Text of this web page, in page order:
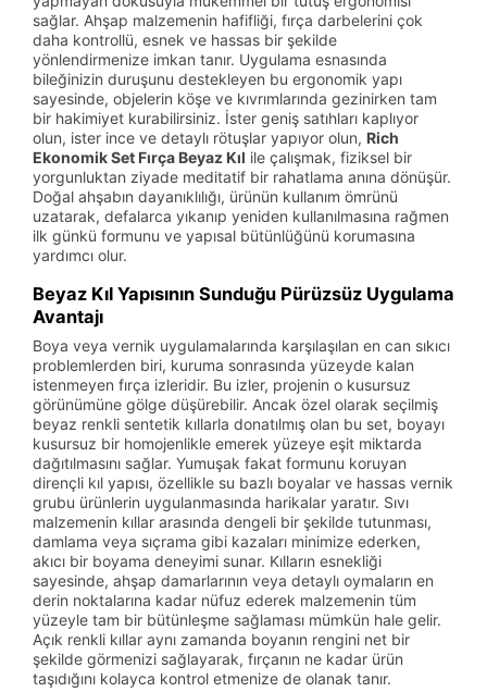
sağlar. Ahşap malzemenin hafifliği, fırça darbelerini çok
daha kontrollü, esnek ve hassas bir şekilde
yönlendirmenize imkan tanır. Uygulama esnasında
bileğinizin duruşunu destekleyen bu ergonomik yapı
sayesinde, objelerin köşe ve kıvrımlarında gezinirken tam
bir hakimiyet kurabilirsiniz. İster geniş satıhları kaplıyor
olun, ister ince ve detaylı rötuşlar yapıyor olun, Rich
Ekonomik Set Fırça Beyaz Kıl ile çalışmak, fiziksel bir
yorgunluktan ziyade meditatif bir rahatlama anına dönüşür.
Doğal ahşabın dayanıklılığı, ürünün kullanım ömrünü
uzatarak, defalarca yıkanıp yeniden kullanılmasına rağmen
ilk günkü formunu ve yapısal bütünlüğünü korumasına
yardımcı olur.
Beyaz Kıl Yapısının Sunduğu Pürüzsüz Uygulama
Avantajı
Boya veya vernik uygulamalarında karşılaşılan en can sıkıcı
problemlerden biri, kuruma sonrasında yüzeyde kalan
istenmeyen fırça izleridir. Bu izler, projenin o kusursuz
görünümüne gölge düşürebilir. Ancak özel olarak seçilmiş
beyaz renkli sentetik kıllarla donatılmış olan bu set, boyayı
kusursuz bir homojenlikle emerek yüzeye eşit miktarda
dağıtılmasını sağlar. Yumuşak fakat formunu koruyan
dirençli kıl yapısı, özellikle su bazlı boyalar ve hassas vernik
grubu ürünlerin uygulanmasında harikalar yaratır. Sıvı
malzemenin kıllar arasında dengeli bir şekilde tutunması,
damlama veya sıçrama gibi kazaları minimize ederken,
akıcı bir boyama deneyimi sunar. Kılların esnekliği
sayesinde, ahşap damarlarının veya detaylı oymaların en
derin noktalarına kadar nüfuz ederek malzemenin tüm
yüzeyle tam bir bütünleşme sağlaması mümkün hale gelir.
Açık renkli kıllar aynı zamanda boyanın rengini net bir
şekilde görmenizi sağlayarak, fırçanın ne kadar ürün
taşıdığını kolayca kontrol etmenize de olanak tanır.